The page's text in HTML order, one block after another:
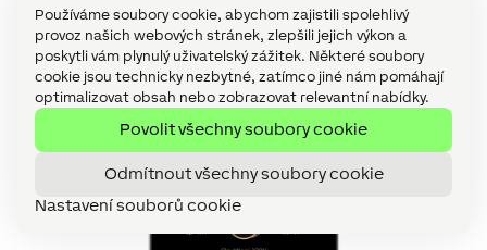
Používáme soubory cookie, abychom zajistili spolehlivý
provoz našich webových stránek, zlepšili jejich výkon a
poskytli vám plynulý uživatelský zážitek. Některé soubory
cookie jsou technicky nezbytné, zatímco jiné nám pomáhají
optimalizovat obsah nebo zobrazovat relevantní nabídky.
Povolit všechny soubory cookie
Odmítnout všechny soubory cookie
Nastavení souborů cookie